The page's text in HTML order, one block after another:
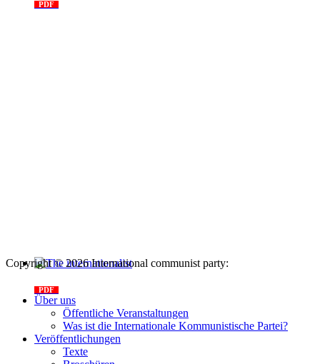
PDF
PDF
Copyright © 2026 International communist party:
Über uns
Öffentliche Veranstaltungen
Was ist die Internationale Kommunistische Partei?
Veröffentlichungen
Texte